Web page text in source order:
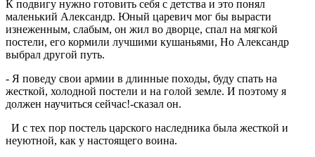
К подвигу нужно готовить себя с детства и это понял
маленький Александр. Юный царевич мог бы вырасти
изнеженным, слабым, он жил во дворце, спал на мягкой
постели, его кормили лучшими кушаньями, Но Александр
выбрал другой путь.
- Я поведу свои армии в длинные походы, буду спать на
жесткой, холодной постели и на голой земле. И поэтому я
должен научиться сейчас!-сказал он.
И с тех пор постель царского наследника была жесткой и
неуютной, как у настоящего воина.